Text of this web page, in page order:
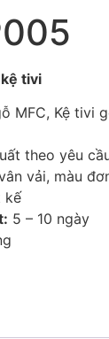
tivi
MFC, Kệ tivi
theo yêu
vải, màu
kế
5 – 10 ngày